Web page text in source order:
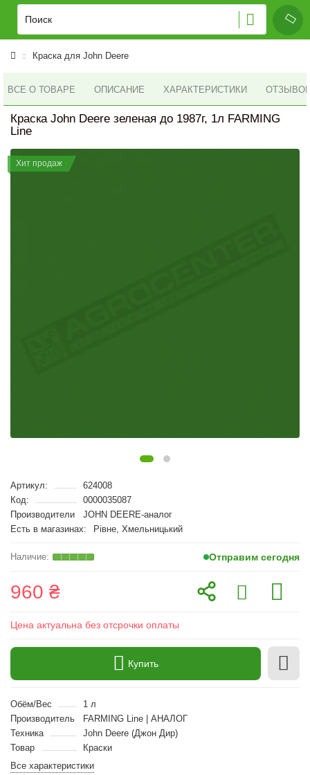
Краска для John Deere
ВСЕ О ТОВАРЕ ОПИСАНИЕ ХАРАКТЕРИСТИКИ ОТЗЫВОВ
Краска John Deere зеленая до 1987г, 1л FARMING
Line
Хит продаж
Артикул:
624008
Код:
0000035087
Производители
JOHN DEERE-аналог
Есть в магазинах:
Рівне, Хмельницький
Отправим сегодня
960 ₴
Цена актуальна без отсрочки оплаты
Купить
Обём/Вес
1 л
Производитель
FARMING Line | АНАЛОГ
Техника
John Deere (Джон Дир)
Товар
Краски
Все характеристики